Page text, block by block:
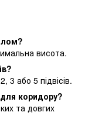
висота.
3 або 5 підвісів.
коридору?
та довгих